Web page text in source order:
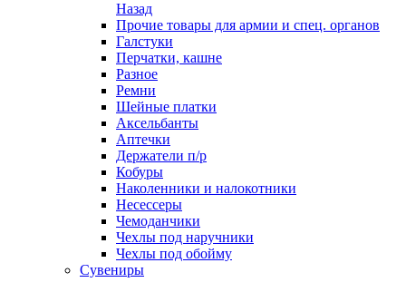
Назад
Прочие товары для армии и спец. органов
Галстуки
Перчатки, кашне
Разное
Ремни
Шейные платки
Аксельбанты
Аптечки
Держатели п/р
Кобуры
Наколенники и налокотники
Несессеры
Чемоданчики
Чехлы под наручники
Чехлы под обойму
Сувениры